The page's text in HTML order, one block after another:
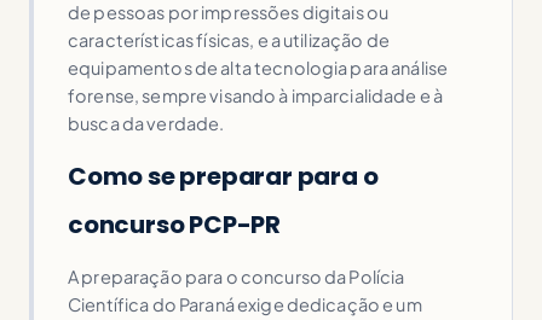
de pessoas por impressões digitais ou
características físicas, e a utilização de
equipamentos de alta tecnologia para análise
forense, sempre visando à imparcialidade e à
busca da verdade.
Como se preparar para o
concurso PCP-PR
A preparação para o concurso da Polícia
Científica do Paraná exige dedicação e um